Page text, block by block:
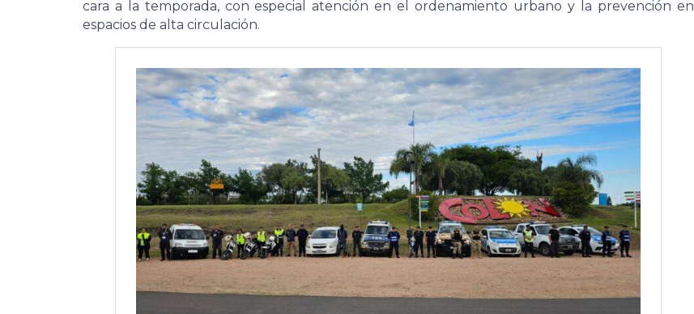
cara a la temporada, con especial atención en el ordenamiento urbano y la prevención en
espacios de alta circulación.